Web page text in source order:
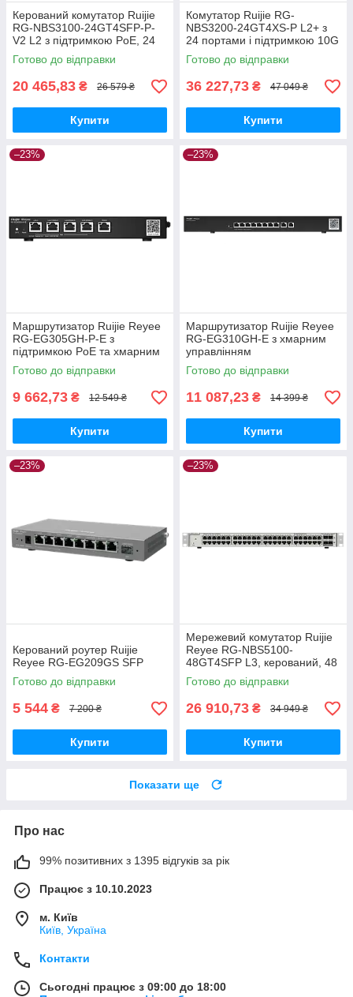
Керований комутатор Ruijie
RG-NBS3100-24GT4SFP-P-
V2 L2 з підтримкою PoE, 24
порти
Готово до відправки
20 465,83 ₴ 26 579 ₴
Купити
Комутатор Ruijie RG-
NBS3200-24GT4XS-P L2+ з
24 портами і підтримкою 10G
POE
Готово до відправки
36 227,73 ₴ 47 049 ₴
Купити
–23%
Маршрутизатор Ruijie Reyee
RG-EG305GH-P-E з
підтримкою PoE та хмарним
управлінням
Готово до відправки
9 662,73 ₴ 12 549 ₴
Купити
–23%
Маршрутизатор Ruijie Reyee
RG-EG310GH-E з хмарним
управлінням
Готово до відправки
11 087,23 ₴ 14 399 ₴
Купити
–23%
Керований роутер Ruijie
Reyee RG-EG209GS SFP
Готово до відправки
5 544 ₴ 7 200 ₴
Купити
–23%
Мережевий комутатор Ruijie
Reyee RG-NBS5100-
48GT4SFP L3, керований, 48
портів
Готово до відправки
26 910,73 ₴ 34 949 ₴
Купити
Показати ще
Про нас
99% позитивних з 1395 відгуків за рік
Працює з 10.10.2023
м. Київ
Київ, Україна
Контакти
Сьогодні працює з 09:00 до 18:00